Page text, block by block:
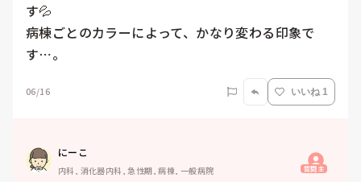
す💦
病棟ごとのカラーによって、かなり変わる印象で
す⋯。
06/16 いいね 1
にーこ
内科, 消化器内科, 急性期, 病棟, 一般病院 質問主